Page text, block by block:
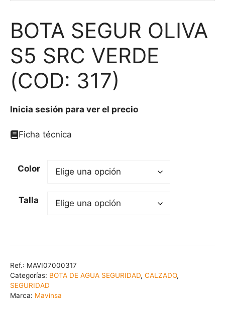
BOTA SEGUR OLIVA
S5 SRC VERDE
(COD: 317)
Inicia sesión para ver el precio
Ficha técnica
Color
Talla
Ref.: MAVI07000317
Categorías: BOTA DE AGUA SEGURIDAD, CALZADO,
SEGURIDAD
Marca: Mavinsa